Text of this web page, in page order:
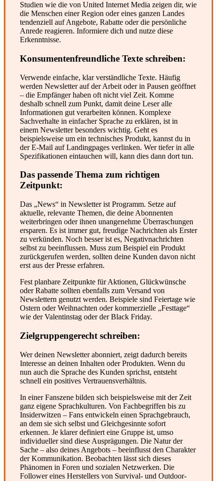
Studien wie die von United Internet Media zeigen dir, wie
die Menschen einer Region oder eines ganzen Landes
tendenziell auf Angebote, Rabatte oder die persönliche
Anrede reagieren. Informiere dich und nutze diese
Erkenntnisse.
Konsumentenfreundliche Texte schreiben:
Verwende einfache, klar verständliche Texte. Häufig
werden Newsletter auf der Arbeit oder in Pausen geöffnet
– die Empfänger haben oft nicht viel Zeit. Komme
deshalb schnell zum Punkt, damit deine Leser alle
Informationen gut verarbeiten können. Komplexe
Sachverhalte in einfacher Sprache zu erklären, ist in
einem Newsletter besonders wichtig. Geht es
beispielsweise um ein technisches Produkt, kannst du in
der E-Mail auf Landingpages verlinken. Wer tiefer in alle
Spezifikationen eintauchen will, kann dies dann dort tun.
Das passende Thema zum richtigen
Zeitpunkt:
Das „News“ in Newsletter ist Programm. Setze auf
aktuelle, relevante Themen, die deine Abonnenten
weiterbringen oder ihnen unangenehme Überraschungen
ersparen. Es ist immer gut, freudige Nachrichten als Erster
zu verkünden. Noch besser ist es, Negativnachrichten
selbst zu beeinflussen. Muss zum Beispiel ein Produkt
zurückgerufen werden, sollten deine Kunden davon nicht
erst aus der Presse erfahren.
Fest planbare Zeitpunkte für Aktionen, Glückwünsche
oder Rabatte sollten ebenfalls zum Versand von
Newslettern genutzt werden. Beispiele sind Feiertage wie
Ostern oder Weihnachten oder kommerzielle „Festtage“
wie der Valentinstag oder der Black Friday.
Zielgruppengerecht schreiben:
Wer deinen Newsletter abonniert, zeigt dadurch bereits
Interesse an deinen Inhalten oder Produkten. Wenn du
nun auch die Sprache des Kunden sprichst, entsteht
schnell ein positives Vertrauensverhältnis.
In einer Fanszene bilden sich beispielsweise mit der Zeit
ganz eigene Sprachkulturen. Von Fachbegriffen bis zu
Insiderwitzen – Fans entwickeln einen Sprachgebrauch,
an dem sie sich selbst und Gleichgesinnte sofort
erkennen. Je klarer definiert eine Gruppe ist, umso
individueller sind diese Ausprägungen. Die Natur der
Sache – also deines Angebots – beeinflusst den Charakter
der Kommunikation. Beobachten lässt sich dieses
Phänomen in Foren und sozialen Netzwerken. Die
Follower eines Herstellers von Survival- und Outdoor-